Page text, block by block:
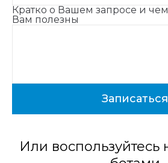
Кратко о Вашем запросе и
Вам полезны
Или